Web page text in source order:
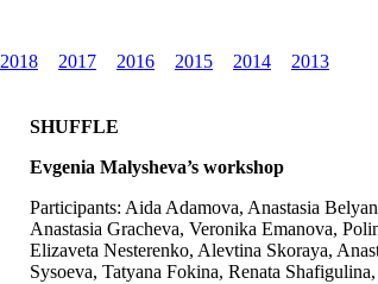
2018 2017 2016 2015 2014
2013
SHUFFLE
Evgenia Malysheva’s workshop
Participants: Aida Adamova, Anastasia
Anastasia Gracheva, Veronika Emanova,
Elizaveta Nesterenko, Alevtina Skoraya,
Sysoeva, Tatyana Fokina, Renata